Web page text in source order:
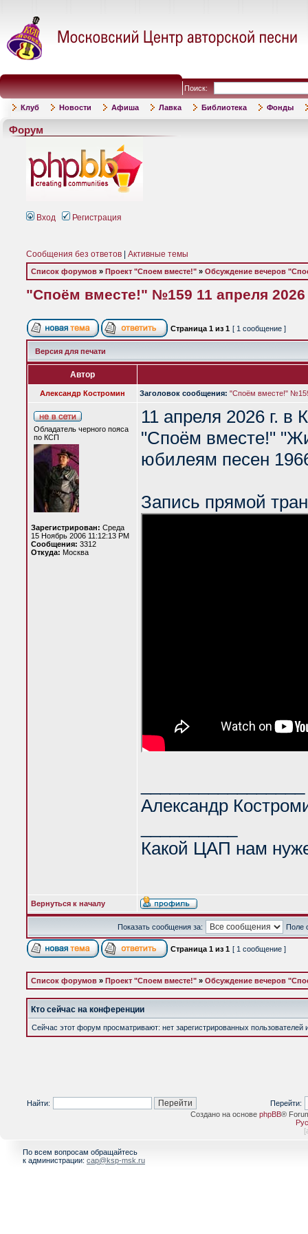
Поиск:
Клуб Новости Афиша Лавка Библиотека Фонды
Форум
Вход Регистрация
Сообщения без ответов Активные темы
Список форумов » Проект "Споем вместе!" » Обсуждение вечеров
"Споём вместе!" №159 11 апреля 2026
Страница 1 из 1 [ 1 сообщение ]
Версия для печати
Автор
Александр Костромин Заголовок сообщения: "Споём вместе!"
Обладатель черного пояса
по КСП
Зарегистрирован: Среда
15 Ноябрь 2006 11:12:13 PM
Сообщения: 3312
Откуда: Москва
11 апреля 2026 г.
"Споём вместе!"
юбилеям песен
Запись прямой
Александр
Какой ЦАП нам
Вернуться к началу
Показать сообщения за: Поле
Страница 1 из 1 [ 1 сообщение ]
Список форумов » Проект "Споем вместе!" » Обсуждение вечеров
Кто сейчас на конференции
Сейчас этот форум просматривают: нет зарегистрированных пользователей
Найти:
Перейти:
Создано на основе phpBB®
[
По всем вопросам обращайтесь
к администрации: cap@ksp-msk.ru